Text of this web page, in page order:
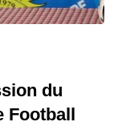
du
Football